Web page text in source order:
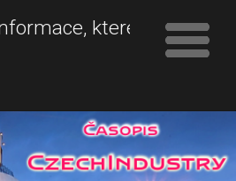
které